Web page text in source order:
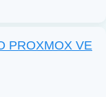
PROXMOX VE